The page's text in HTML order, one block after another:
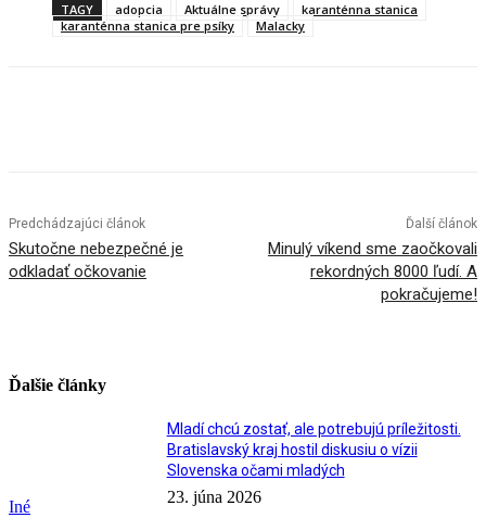
TAGY adopcia Aktuálne správy
karanténna stanica
karanténna stanica pre psíky
Malacky
Predchádzajúci článok
Skutočne nebezpečné je
odkladať očkovanie
Ďalší článok
Minulý víkend sme zaočkovali
rekordných 8000 ľudí. A
pokračujeme!
Ďalšie články
Iné
Mladí chcú zostať, ale potrebujú príležitosti.
Bratislavský kraj hostil diskusiu o vízii
Slovenska očami mladých
23. júna 2026